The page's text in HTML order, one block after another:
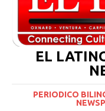
EL
PERIODICO